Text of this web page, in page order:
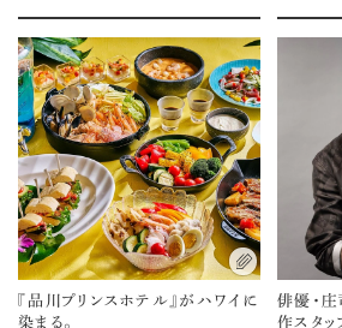
『品川プリンスホテル』がハワイに
染まる。
俳優・庄
作スタッ